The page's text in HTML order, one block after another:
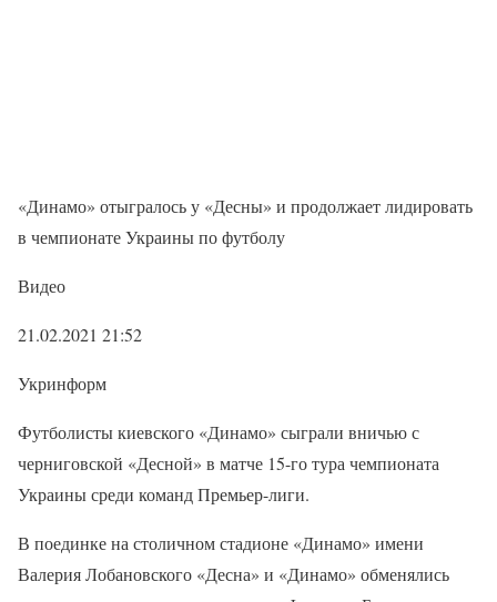
«Динамо» отыгралось у «Десны» и продолжает лидировать
в чемпионате Украины по футболу
Видео
21.02.2021 21:52
Укринформ
Футболисты киевского «Динамо» сыграли вничью с
черниговской «Десной» в матче 15-го тура чемпионата
Украины среди команд Премьер-лиги.
В поединке на столичном стадионе «Динамо» имени
Валерия Лобановского «Десна» и «Динамо» обменялись